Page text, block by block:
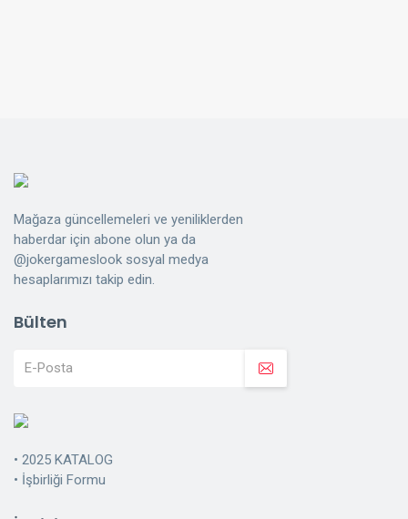
Mağaza güncellemeleri ve yeniliklerden
haberdar için abone olun ya da
@jokergameslook sosyal medya
hesaplarımızı takip edin.
Bülten
• 2025 KATALOG
• İşbirliği Formu